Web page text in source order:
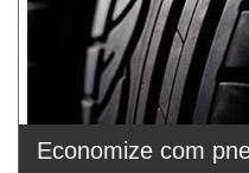
Economize com